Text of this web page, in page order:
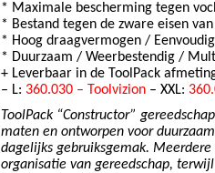
* Maximale bescherming tegen
* Bestand tegen de zware eisen
* Hoog draagvermogen /
* Duurzaam / Weerbestendig /
+ Leverbaar in de ToolPack
– L: 360.030 – Toolvizion – XXL:
ToolPack “Constructor”
maten en ontworpen voor
dagelijks gebruiksgemak.
organisatie van gereedschap,